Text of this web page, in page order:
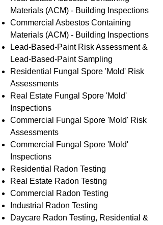
Materials (ACM) - Building Inspections
Commercial Asbestos Containing
Materials (ACM) - Building Inspections
Lead-Based-Paint Risk Assessment &
Lead-Based-Paint Sampling
Residential ​Fungal Spore 'Mold' Risk
Assessments
​Real Estate Fungal Spore 'Mold'
Inspections
Commercial Fungal Spore 'Mold' Risk
Assessments
Commercial Fungal Spore 'Mold'
Inspections
Residential Radon Testing
Real Estate Radon Testing
Commercial Radon Testing
Industrial Radon Testing
Daycare Radon Testing, Residential &